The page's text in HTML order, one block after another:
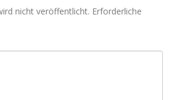
nicht veröffentlicht. Erforderliche